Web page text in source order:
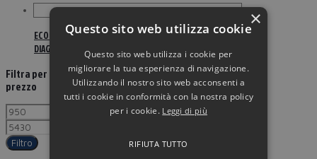
ECOGRAFO PORTATILE MINDRAY DP-10 – INDAGINE
DIAGNOSTICA MEDICA
Filtra per
prezzo
Filtro
×
Questo sito web utilizza cookie
Questo sito web utilizza i cookie per
migliorare la tua esperienza di navigazione.
Utilizzando il nostro sito web acconsenti a
tutti i cookie in conformità con la nostra policy
per i cookie. Leggi di più
RIFIUTA TUTTO